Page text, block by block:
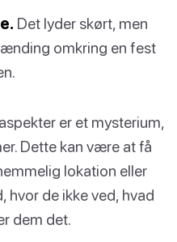
Det lyder skørt, men
omkring en fest
er et mysterium,
Dette kan være at få
lokation eller
hvor de ikke ved, hvad
dem det.